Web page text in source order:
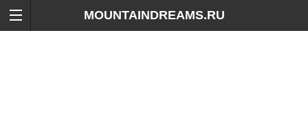
MOUNTAINDREAMS.RU